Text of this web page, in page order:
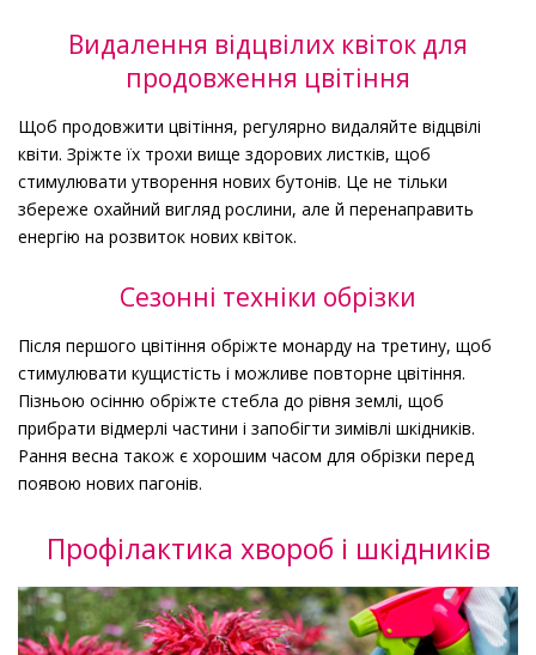
Видалення відцвілих квіток для
продовження цвітіння
Щоб продовжити цвітіння, регулярно видаляйте відцвілі
квіти. Зріжте їх трохи вище здорових листків, щоб
стимулювати утворення нових бутонів. Це не тільки
збереже охайний вигляд рослини, але й перенаправить
енергію на розвиток нових квіток.
Сезонні техніки обрізки
Після першого цвітіння обріжте монарду на третину, щоб
стимулювати кущистість і можливе повторне цвітіння.
Пізньою осінню обріжте стебла до рівня землі, щоб
прибрати відмерлі частини і запобігти зимівлі шкідників.
Рання весна також є хорошим часом для обрізки перед
появою нових пагонів.
Профілактика хвороб і шкідників